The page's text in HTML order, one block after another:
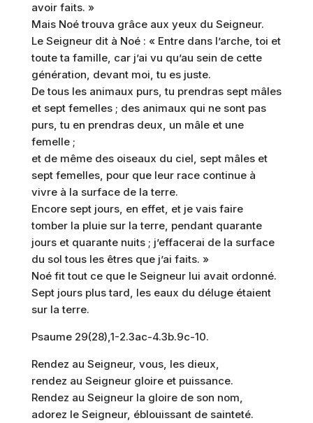
avoir faits. »
Mais Noé trouva grâce aux yeux du Seigneur.
Le Seigneur dit à Noé : « Entre dans l’arche, toi et
toute ta famille, car j’ai vu qu’au sein de cette
génération, devant moi, tu es juste.
De tous les animaux purs, tu prendras sept mâles
et sept femelles ; des animaux qui ne sont pas
purs, tu en prendras deux, un mâle et une
femelle ;
et de même des oiseaux du ciel, sept mâles et
sept femelles, pour que leur race continue à
vivre à la surface de la terre.
Encore sept jours, en effet, et je vais faire
tomber la pluie sur la terre, pendant quarante
jours et quarante nuits ; j’effacerai de la surface
du sol tous les êtres que j’ai faits. »
Noé fit tout ce que le Seigneur lui avait ordonné.
Sept jours plus tard, les eaux du déluge étaient
sur la terre.
Psaume 29(28),1-2.3ac-4.3b.9c-10.
Rendez au Seigneur, vous, les dieux,
rendez au Seigneur gloire et puissance.
Rendez au Seigneur la gloire de son nom,
adorez le Seigneur, éblouissant de sainteté.